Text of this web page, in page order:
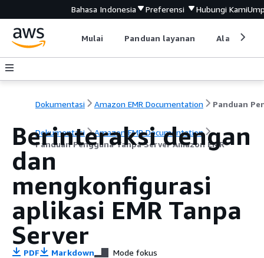
Bahasa Indonesia Preferensi Hubungi Kami
Mulai Panduan layanan Alat
Dokumentasi Amazon EMR Documentation
Dokumentasi
Amazon EMR Documentation
Panduan Pengguna Tanpa Server Amazon EMR
Berinteraksi dengan
dan
mengkonfigurasi
aplikasi EMR Tanpa
Server
PDF Markdown Mode fokus